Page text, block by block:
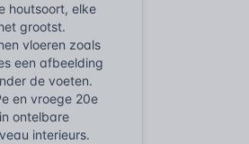
houtsoort, elke
grootst.
vloeren zoals
een afbeelding
de voeten.
en vroege 20e
ontelbare
interieurs.